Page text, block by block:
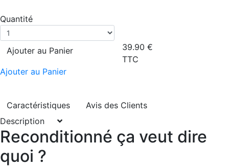
Quantité
Ajouter au Panier
Ajouter au Panier
39.90 €
TTC
Caractéristiques
Avis des Clients
Description
Reconditionné ça veut dire
quoi ?